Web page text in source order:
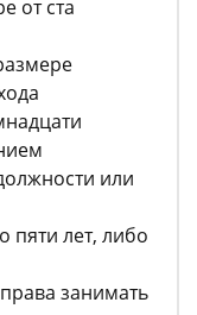
от ста
или
пяти лет, либо
занимать